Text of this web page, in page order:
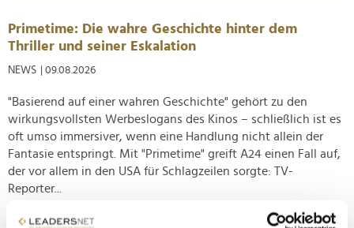
Primetime: Die wahre Geschichte hinter dem
Thriller und seiner Eskalation
NEWS | 09.08.2026
"Basierend auf einer wahren Geschichte" gehört zu den
wirkungsvollsten Werbeslogans des Kinos – schließlich ist es
oft umso immersiver, wenn eine Handlung nicht allein der
Fantasie entspringt. Mit "Primetime" greift A24 einen Fall auf,
der vor allem in den USA für Schlagzeilen sorgte: TV-
Reporter...